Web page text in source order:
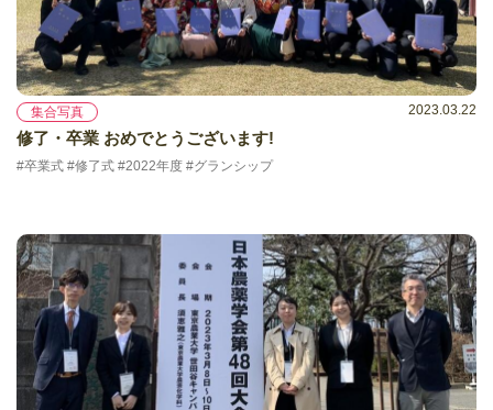
集合写真 2023.03.22
修了・卒業 おめでとうございます!
#卒業式 #修了式 #2022年度 #グランシップ